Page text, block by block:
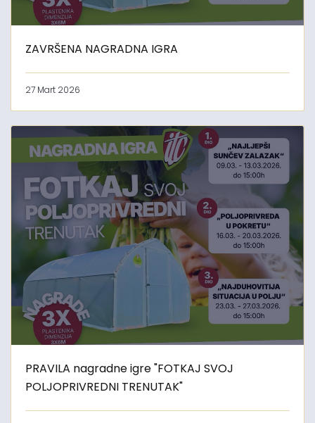
ZAVRŠENA NAGRADNA IGRA
27 Mart 2026
PRAVILA nagradne igre "FOTKAJ SVOJ
POLJOPRIVREDNI TRENUTAK"